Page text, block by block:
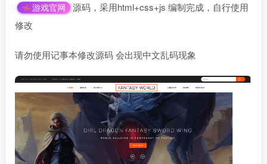
游戏官网
源码，采用html+css+js 编制完成，自行使用
修改
请勿使用记事本修改源码 会出现中文乱码现象